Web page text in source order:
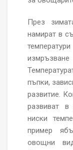
През
намират в
пъпки,
развитие.
развиват
ниски
пример
овощни